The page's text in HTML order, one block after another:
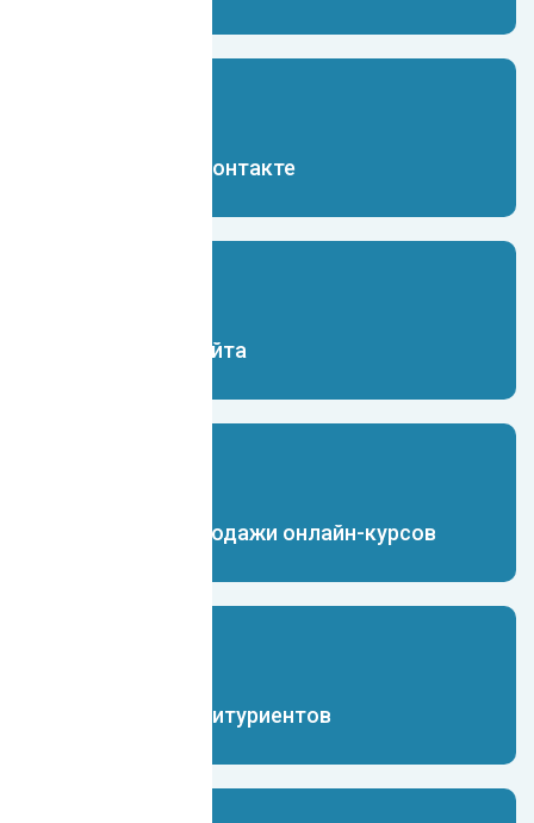
Чат-бот для Вконтакте
Чат-бот для сайта
Чат-бот для продажи онлайн-курсов
Чат-бот для абитуриентов